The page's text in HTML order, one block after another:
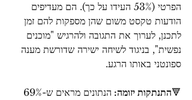
הפרטי (53% העידו על כך). הם מעדיפים
הודעות טקסט משום שהן מספקות להם זמן
לתכנן, לערוך את התגובה ולהרגיש "מוכנים
נפשית", בניגוד לשיחה ישירה שדורשת מענה
ספונטני באותו הרגע.
🔻התנתקות יזומה: